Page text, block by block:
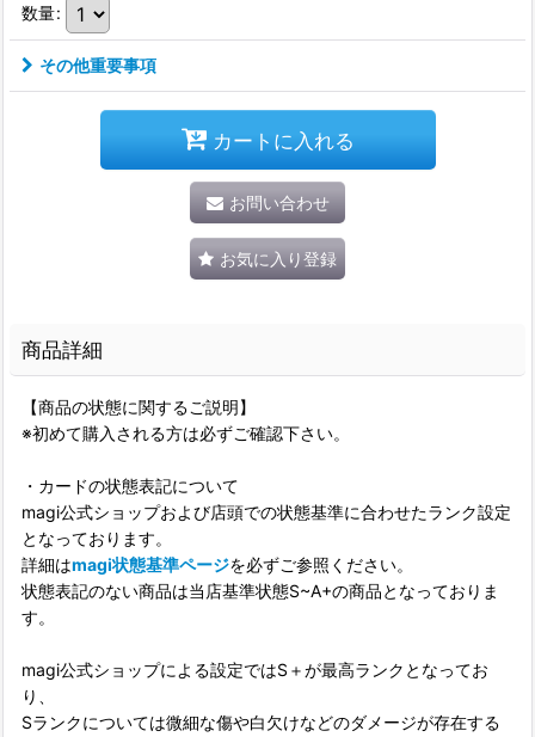
数量:
その他重要事項
カートに入れる
お問い合わせ
お気に入り登録
商品詳細
【商品の状態に関するご説明】
※初めて購入される方は必ずご確認下さい。
・カードの状態表記について
magi公式ショップおよび店頭での状態基準に合わせたランク設定
となっております。
詳細はmagi状態基準ページを必ずご参照ください。
状態表記のない商品は当店基準状態S~A+の商品となっておりま
す。
magi公式ショップによる設定ではS＋が最高ランクとなってお
り、
Sランクについては微細な傷や白欠けなどのダメージが存在する